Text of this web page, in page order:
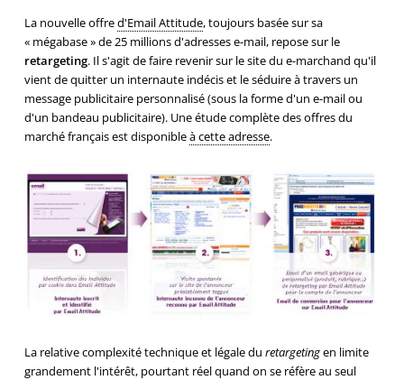
La nouvelle offred'Email Attitude, toujours basée sur sa
« mégabase » de 25 millions d'adresses e-mail, repose sur le
retargeting. Il s'agit de faire revenir sur le site du e-marchand qu'il
vient de quitter un internaute indécis et le séduire à travers un
message publicitaire personnalisé (sous la forme d'un e-mail ou
d'un bandeau publicitaire). Une étude complète des offres du
marché français est disponibleà cette adresse.
La relative complexité technique et légale du retargetingen limite
grandement l'intérêt, pourtant réel quand on se réfère au seul